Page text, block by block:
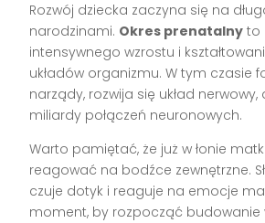
Rozwój dziecka zaczyna się na
narodzinami. Okres prenatalny to
intensywnego wzrostu i
układów organizmu. W tym czasie
narządy, rozwija się układ
miliardy połączeń neuronowych.
Warto pamiętać, że już w łonie
reagować na bodźce zewnętrzne.
czuje dotyk i reaguje na emocje
moment, by rozpocząć budowanie